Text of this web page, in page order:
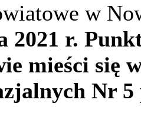
w
2021 r.
mieści się
Nr